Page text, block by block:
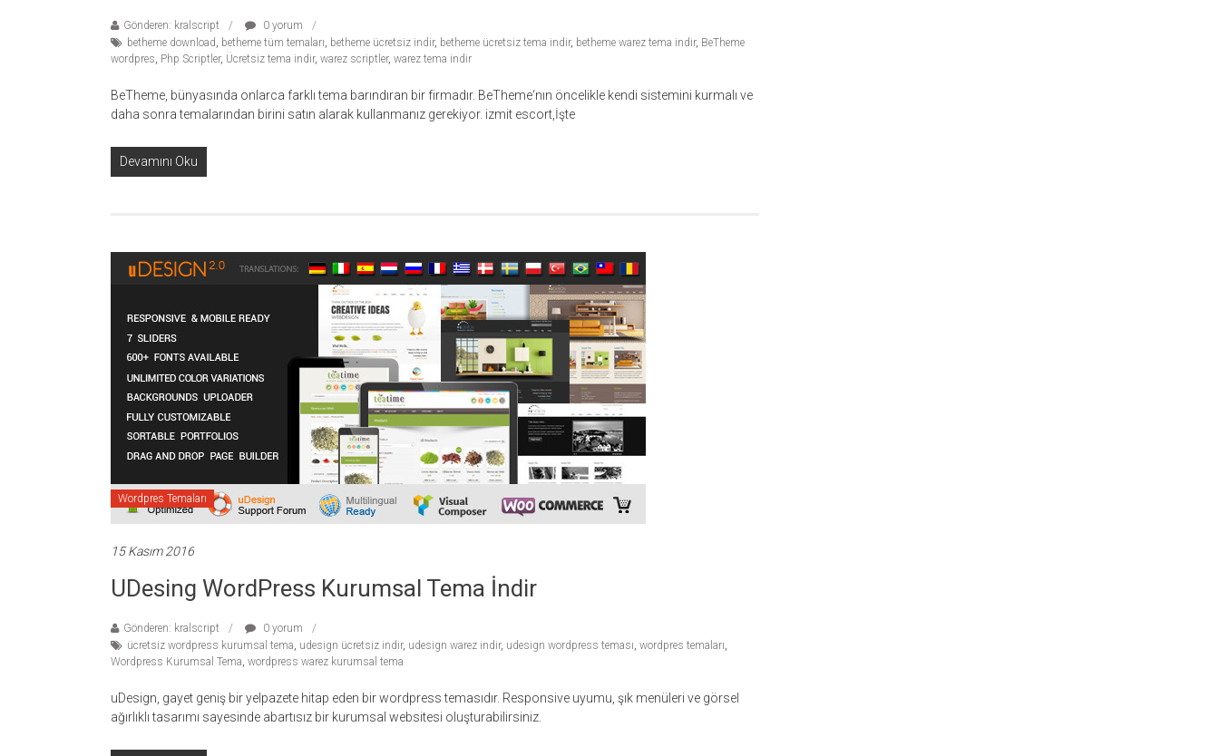
Gönderen: kralscript
0 yorum
betheme download, betheme tüm temaları, betheme ücretsiz indir, betheme ücretsiz tema indir, betheme warez tema indir, BeTheme
wordpres, Php Scriptler, Ücretsiz tema indir, warez scriptler, warez tema indir
BeTheme, bünyasında onlarca farklı tema barındıran bir firmadır. BeTheme‘nın öncelikle kendi sistemini kurmalı ve
daha sonra temalarından birini satın alarak kullanmanız gerekiyor. izmit escort,İşte
Devamını Oku
Wordpres Temaları
15 Kasım 2016
UDesing WordPress Kurumsal Tema İndir
Gönderen: kralscript
0 yorum
ücretsiz wordpress kurumsal tema, udesign ücretsiz indir, udesign warez indir, udesign wordpress teması, wordpres temaları,
Wordpress Kurumsal Tema, wordpress warez kurumsal tema
uDesign, gayet geniş bir yelpazete hitap eden bir wordpress temasıdır. Responsive uyumu, şık menüleri ve görsel
ağırlıklı tasarımı sayesinde abartısız bir kurumsal websitesi oluşturabilirsiniz.